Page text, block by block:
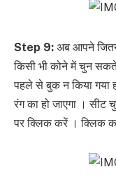
Step 9: अब आपने
किसी भी कोने में चुन
पहले से बुक न किया
रंग का हो जाएगा । सीट
पर क्लिक करें । क्लिक